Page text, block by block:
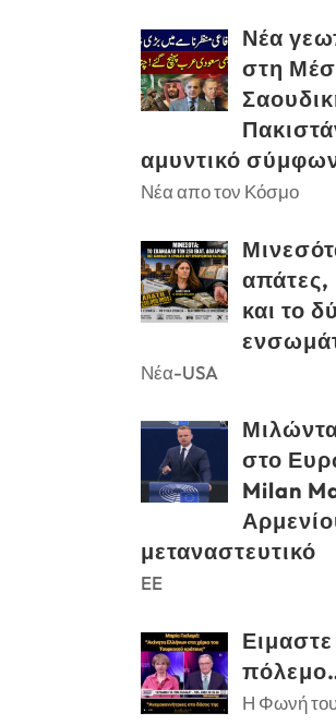
Νέα
στη
αμυντικό
Νέα απο τον Κόσμο
απάτες,
και το
Νέα-USA
στο
Milan
μεταναστευτικό
EE
Η Φωνή